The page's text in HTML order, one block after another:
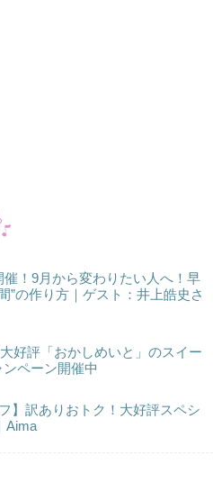
催！9月から変わりたい人へ！早
”の作り方｜ゲスト：井上皓史さ
好評「おかしめいと」のスイー
ペーン開催中
】訳ありおトク！大好評スペシ
Aima